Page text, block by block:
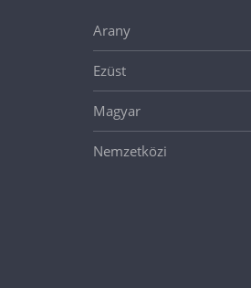
Arany
Ezüst
Magyar
Nemzetközi